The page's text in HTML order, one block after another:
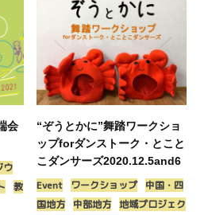
会
ウ
教
“ぞうとかに”舞踏ワークショ
ップforダンストーク・とこと
こダンサーズ2020.12.5and6
Event ワークショップ
中国・四
国地方
中部地方 地域プロジェク